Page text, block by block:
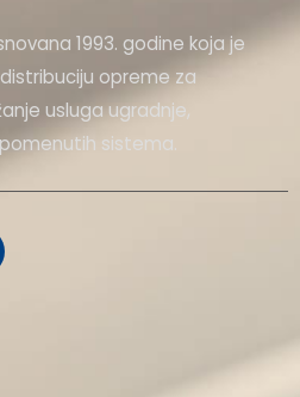
1993. godine koja je
opreme za
usluga ugradnje,
sistema.